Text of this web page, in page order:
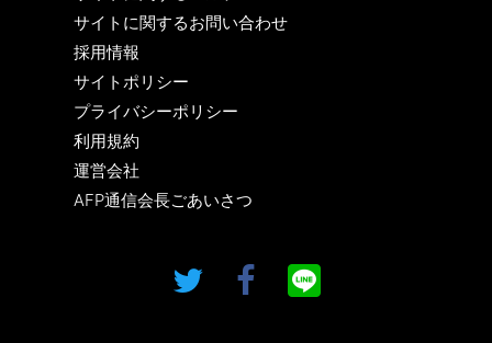
サイトに関するお問い合わせ
採用情報
サイトポリシー
プライバシーポリシー
利用規約
運営会社
AFP通信会長ごあいさつ